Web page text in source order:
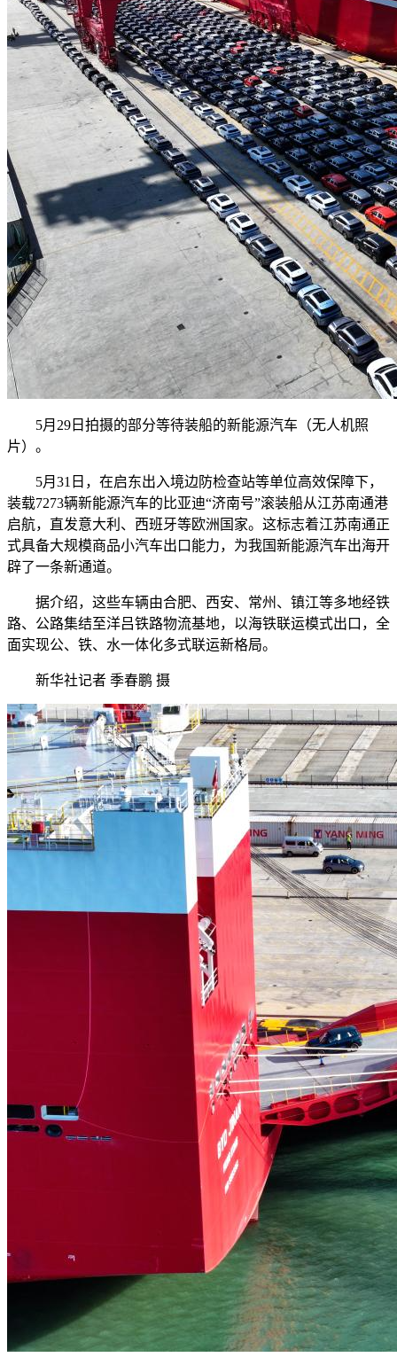
5月29日拍摄的部分等待装船的新能源汽车（无人机照
片）。
5月31日，在启东出入境边防检查站等单位高效保障下，
装载7273辆新能源汽车的比亚迪“济南号”滚装船从江苏南通港
启航，直发意大利、西班牙等欧洲国家。这标志着江苏南通正
式具备大规模商品小汽车出口能力，为我国新能源汽车出海开
辟了一条新通道。
据介绍，这些车辆由合肥、西安、常州、镇江等多地经铁
路、公路集结至洋吕铁路物流基地，以海铁联运模式出口，全
面实现公、铁、水一体化多式联运新格局。
新华社记者 季春鹏 摄